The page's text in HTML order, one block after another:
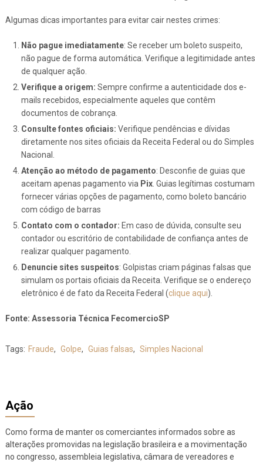
Algumas dicas importantes para evitar cair nestes crimes:
Não pague imediatamente: Se receber um boleto suspeito,
não pague de forma automática. Verifique a legitimidade antes
de qualquer ação.
Verifique a origem: Sempre confirme a autenticidade dos e-
mails recebidos, especialmente aqueles que contêm
documentos de cobrança.
Consulte fontes oficiais: Verifique pendências e dívidas
diretamente nos sites oficiais da Receita Federal ou do Simples
Nacional.
Atenção ao método de pagamento: Desconfie de guias que
aceitam apenas pagamento via Pix. Guias legítimas costumam
fornecer várias opções de pagamento, como boleto bancário
com código de barras
Contato com o contador: Em caso de dúvida, consulte seu
contador ou escritório de contabilidade de confiança antes de
realizar qualquer pagamento.
Denuncie sites suspeitos: Golpistas criam páginas falsas que
simulam os portais oficiais da Receita. Verifique se o endereço
eletrônico é de fato da Receita Federal (clique aqui).
Fonte: Assessoria Técnica FecomercioSP
Tags: Fraude, Golpe, Guias falsas, Simples Nacional
Ação
Como forma de manter os comerciantes informados sobre as
alterações promovidas na legislação brasileira e a movimentação
no congresso, assembleia legislativa, câmara de vereadores e